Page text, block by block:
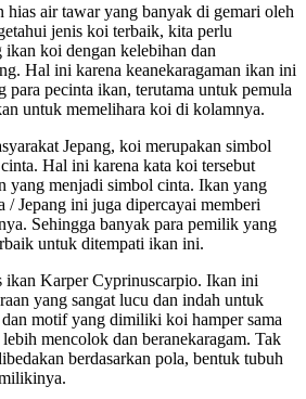
air tawar yang banyak di gemari oleh
jenis koi terbaik, kita perlu
ikan koi dengan kelebihan dan
Hal ini karena keanekaragaman ikan ini
para pecinta ikan, terutama untuk pemula
untuk memelihara koi di kolamnya.
Jepang, koi merupakan simbol
Hal ini karena kata koi tersebut
yang menjadi simbol cinta. Ikan yang
/ Jepang ini juga dipercayai memberi
Sehingga banyak para pemilik yang
untuk ditempati ikan ini.
ikan Karper Cyprinuscarpio. Ikan ini
yang sangat lucu dan indah untuk
motif yang dimiliki koi hamper sama
mencolok dan beranekaragam. Tak
berdasarkan pola, bentuk tubuh